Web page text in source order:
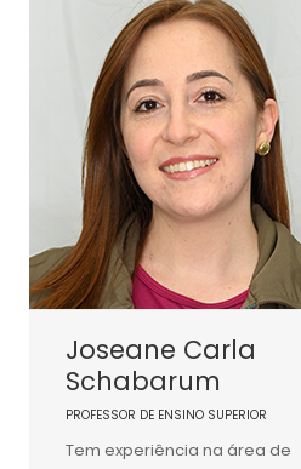
Joseane Carla
Schabarum
PROFESSOR DE ENSINO SUPERIOR
Tem experiência na área de